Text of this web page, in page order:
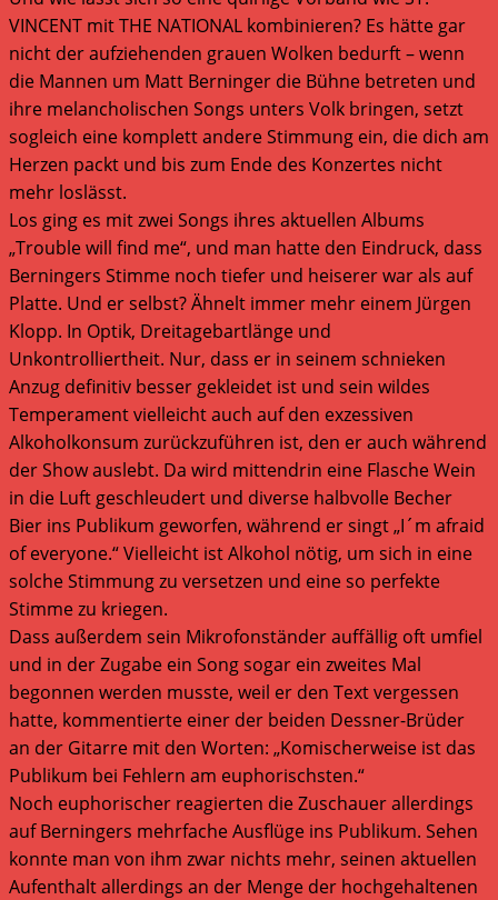
VINCENT mit THE NATIONAL kombinieren? Es hätte gar
nicht der aufziehenden grauen Wolken bedurft – wenn
die Mannen um Matt Berninger die Bühne betreten und
ihre melancholischen Songs unters Volk bringen, setzt
sogleich eine komplett andere Stimmung ein, die dich am
Herzen packt und bis zum Ende des Konzertes nicht
mehr loslässt.
Los ging es mit zwei Songs ihres aktuellen Albums
„Trouble will find me“, und man hatte den Eindruck, dass
Berningers Stimme noch tiefer und heiserer war als auf
Platte. Und er selbst? Ähnelt immer mehr einem Jürgen
Klopp. In Optik, Dreitagebartlänge und
Unkontrolliertheit. Nur, dass er in seinem schnieken
Anzug definitiv besser gekleidet ist und sein wildes
Temperament vielleicht auch auf den exzessiven
Alkoholkonsum zurückzuführen ist, den er auch während
der Show auslebt. Da wird mittendrin eine Flasche Wein
in die Luft geschleudert und diverse halbvolle Becher
Bier ins Publikum geworfen, während er singt „I´m afraid
of everyone.“ Vielleicht ist Alkohol nötig, um sich in eine
solche Stimmung zu versetzen und eine so perfekte
Stimme zu kriegen.
Dass außerdem sein Mikrofonständer auffällig oft umfiel
und in der Zugabe ein Song sogar ein zweites Mal
begonnen werden musste, weil er den Text vergessen
hatte, kommentierte einer der beiden Dessner-Brüder
an der Gitarre mit den Worten: „Komischerweise ist das
Publikum bei Fehlern am euphorischsten.“
Noch euphorischer reagierten die Zuschauer allerdings
auf Berningers mehrfache Ausflüge ins Publikum. Sehen
konnte man von ihm zwar nichts mehr, seinen aktuellen
Aufenthalt allerdings an der Menge der hochgehaltenen